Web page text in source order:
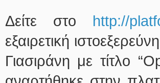
Δείτε στο http://
εξαιρετική
Γιασιράνη με τίτλο